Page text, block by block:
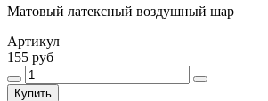
Матовый латексный воздушный шар
Артикул
155 руб
Купить